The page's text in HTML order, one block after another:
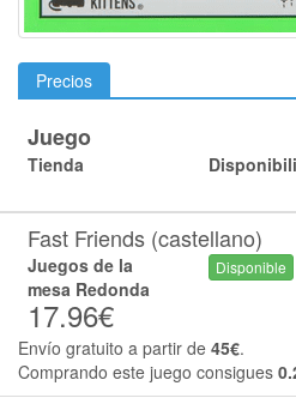
Precios
Juego
Tienda
Fast Friends (castellano)
Juegos de la
mesa Redonda
17.96€
Disponible
Envío gratuito a partir de 45€.
Comprando este juego consigues